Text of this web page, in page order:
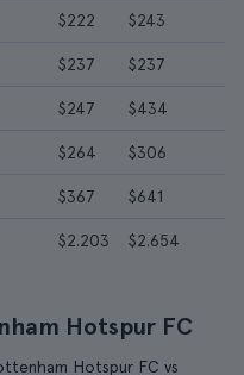
$222 $243
$237 $237
$247 $434
$264 $306
$367 $641
$2.203 $2.654
Hotspur FC
Hotspur FC vs